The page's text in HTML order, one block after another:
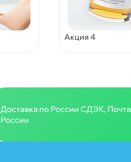
Акция 4
Доставка по России СДЭК, Почта
России